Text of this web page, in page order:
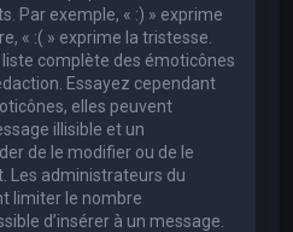
Par exemple, « :) » exprime
« :( » exprime la tristesse.
complète des émoticônes
Essayez cependant
elles peuvent
illisible et un
de le modifier ou de le
Les administrateurs du
limiter le nombre
d’insérer à un message.